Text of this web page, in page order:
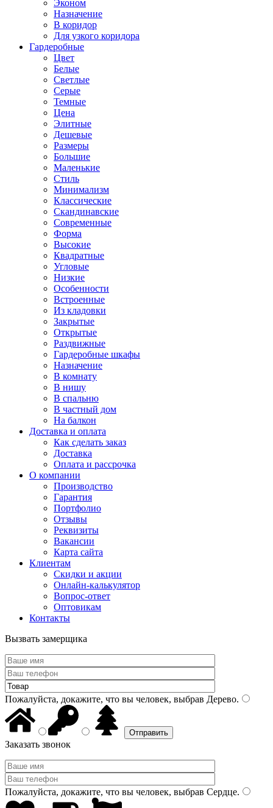
Эконом
Назначение
В коридор
Для узкого коридора
Гардеробные
Цвет
Белые
Светлые
Серые
Темные
Цена
Элитные
Дешевые
Размеры
Большие
Маленькие
Стиль
Минимализм
Классические
Скандинавские
Современные
Форма
Высокие
Квадратные
Угловые
Низкие
Особенности
Встроенные
Из кладовки
Закрытые
Открытые
Раздвижные
Гардеробные шкафы
Назначение
В комнату
В нишу
В спальню
В частный дом
На балкон
Доставка и оплата
Как сделать заказ
Доставка
Оплата и рассрочка
О компании
Производство
Гарантия
Портфолио
Отзывы
Реквизиты
Вакансии
Карта сайта
Клиентам
Скидки и акции
Онлайн-калькулятор
Вопрос-ответ
Оптовикам
Контакты
Вызвать замерщика
Пожалуйста, докажите, что вы человек, выбрав Дерево.
Заказать звонок
Пожалуйста, докажите, что вы человек, выбрав Сердце.